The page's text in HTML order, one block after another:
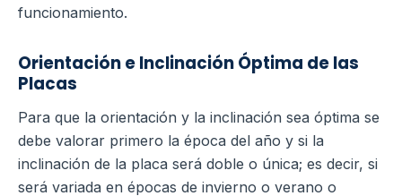
funcionamiento.
Orientación e Inclinación Óptima de las
Placas
Para que la orientación y la inclinación sea óptima se
debe valorar primero la época del año y si la
inclinación de la placa será doble o única; es decir, si
será variada en épocas de invierno o verano o